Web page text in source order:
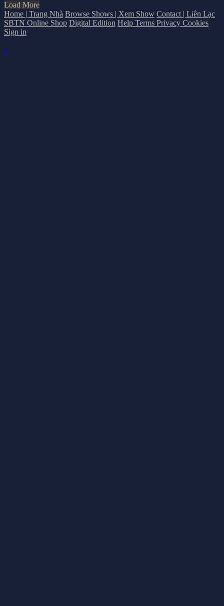
Load More
Home | Trang Nhà Browse Shows | Xem Show Contact | Liên Lạc
SBTN Online Shop Digital Edition Help Terms Privacy Cookies
Sign in
×